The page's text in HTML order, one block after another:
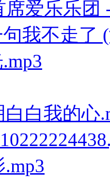
爱乐乐团
我不走了
白我的心